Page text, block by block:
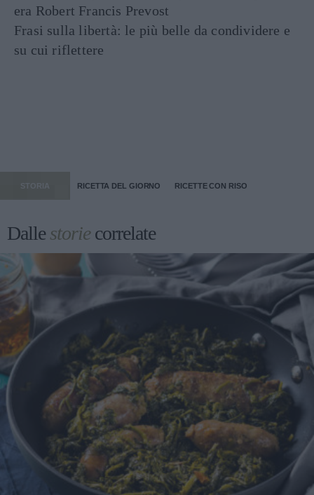
era Robert Francis Prevost
Frasi sulla libertà: le più belle da condividere e
su cui riflettere
STORIA RICETTA DEL GIORNO RICETTE CON RISO
Dallestoriecorrelate